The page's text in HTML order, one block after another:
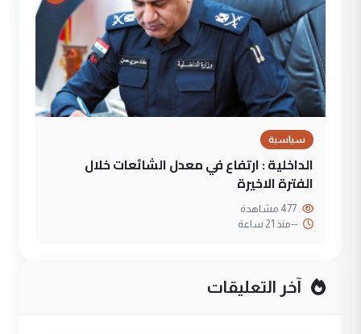
سياسية
الداخلية : ارتفاع في معدل الشائعات خلال
الفترة الاخيرة
--منذ 21 ساعة
آخر التعليقات